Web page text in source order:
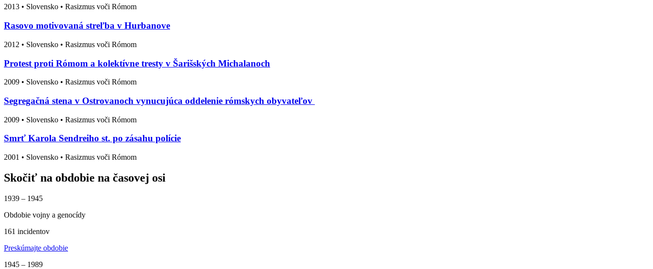
2013 • Slovensko • Rasizmus voči Rómom
Rasovo motivovaná streľba v Hurbanove
2012 • Slovensko • Rasizmus voči Rómom
Protest proti Rómom a kolektívne tresty v Šarišských Michalanoch
2009 • Slovensko • Rasizmus voči Rómom
Segregačná stena v Ostrovanoch vynucujúca oddelenie rómskych obyvateľov
2009 • Slovensko • Rasizmus voči Rómom
Smrť Karola Sendreiho st. po zásahu polície
2001 • Slovensko • Rasizmus voči Rómom
Skočiť na obdobie na časovej osi
1939 – 1945
Obdobie vojny a genocídy
161 incidentov
Preskúmajte obdobie
1945 – 1989